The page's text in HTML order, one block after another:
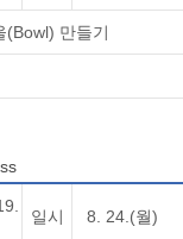
(Bowl) 만들기
일시 8. 24.(월)